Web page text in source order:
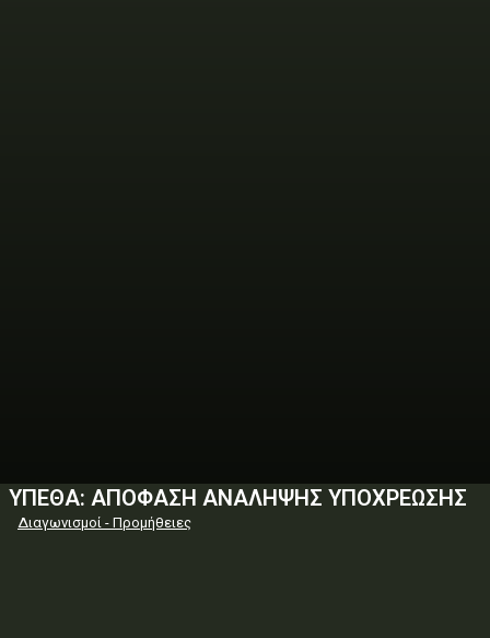
ΥΠΕΘΑ: ΑΠΟΦΑΣΗ ΑΝΑΛΗΨΗΣ ΥΠΟΧΡΕΩΣΗΣ
Διαγωνισμοί - Προμήθειες